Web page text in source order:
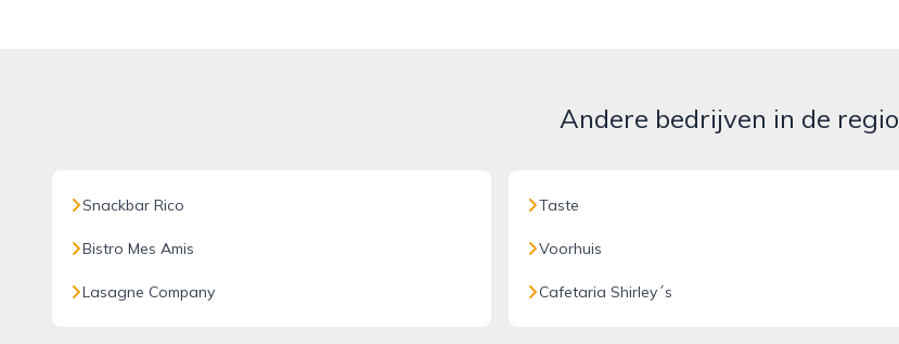
Andere bedrijven in de regio
Snackbar Rico
Bistro Mes Amis
Lasagne Company
Taste
Voorhuis
Cafetaria Shirley´s